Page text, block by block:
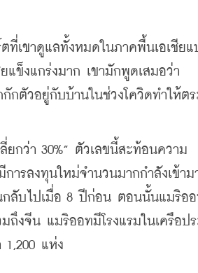
เขาดูแลทั้งหมดในภาคพื้นเอเชียแ
แข็งแกร่งมาก เขามักพูดเสมอว่า
กตัวอยู่กับบ้านในช่วงโควิดทำให้ต
กว่า 30%” ตัวเลขนี้สะท้อนความ
ารลงทุนใหม่จำนวนมากกำลังเข้าม
กลับไปเมื่อ 8 ปีก่อน ตอนนั้นแมริอ
ถึงจีน แมริออทมีโรงแรมในเครือป
1,200 แห่ง